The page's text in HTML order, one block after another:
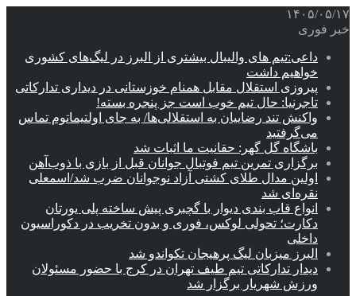
۱۴۰۵/۰۵/۱۷
خبر فوری
داعی:تیم های والیبال بیشتری از البرز در لیگ‌های کشوری
خواهیم داشت
پیروزی استقلال مقابل همنام خوزستانی در دیداری تدارکاتی
تاجرنیا: حال تیم خوب است جز پنجره بسته!
واکنش تند رضاییان به استقلالی‌ها/ به جای اولتیماتوم تماس
می‌گرفتید
باشگاه گل گهر: حقانیت ما اثبات شد
برگزاری تمرین تیم فوتبال جوانان قبل از بازی با ذوب‌آهن
اولین مدال طلای کشتی آزاد نوجوانان ضرب شد/اسمعلی
نقره‌ای شد
انواع قاب بندی دیوار با گچبری پیش ساخته پلی یورتان
دکارت؛ تحولی لوکس، فوری و بدون تخریب در دکوراسیون
داخلی
البرز میزبان لیگ پرهیجان تکواندو شد
دیدار تدارکاتی تیم طیف تهران در کرج با حضور مسئولان
ورزش شهریار برگزار شد